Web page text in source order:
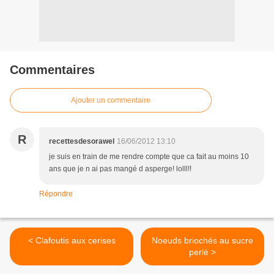
Commentaires
Ajouter un commentaire
R recettesdesorawel 16/06/2012 13:10
je suis en train de me rendre compte que ca fait au moins 10
ans que je n ai pas mangé d asperge! lolll!!
Répondre
< Clafoutis aux cerises
Noeuds briochés au sucre
perlé >